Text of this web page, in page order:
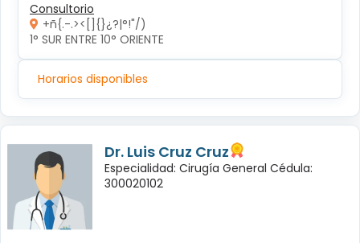
Consultorio
+ñ{.-.><[]{}¿?|°!"/)
1° SUR ENTRE 10° ORIENTE
Horarios disponibles
Dr. Luis Cruz Cruz
Especialidad: Cirugía General Cédula:
300020102